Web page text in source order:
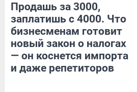
Продашь за 3000,
заплатишь с 4000. Что
бизнесменам готовит
новый закон о налогах
— он коснется импорта
и даже репетиторов